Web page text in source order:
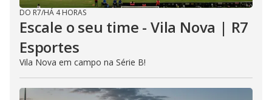
DO R7/HÁ 4 HORAS
Escale o seu time - Vila Nova | R7
Esportes
Vila Nova em campo na Série B!